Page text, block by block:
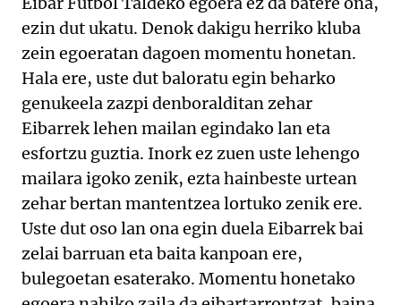
ezin dut ukatu. Denok dakigu herriko kluba
zein egoeratan dagoen momentu honetan.
Hala ere, uste dut baloratu egin beharko
genukeela zazpi denboralditan zehar
Eibarrek lehen mailan egindako lan eta
esfortzu guztia. Inork ez zuen uste lehengo
mailara igoko zenik, ezta hainbeste urtean
zehar bertan mantentzea lortuko zenik ere.
Uste dut oso lan ona egin duela Eibarrek bai
zelai barruan eta baita kanpoan ere,
bulegoetan esaterako. Momentu honetako